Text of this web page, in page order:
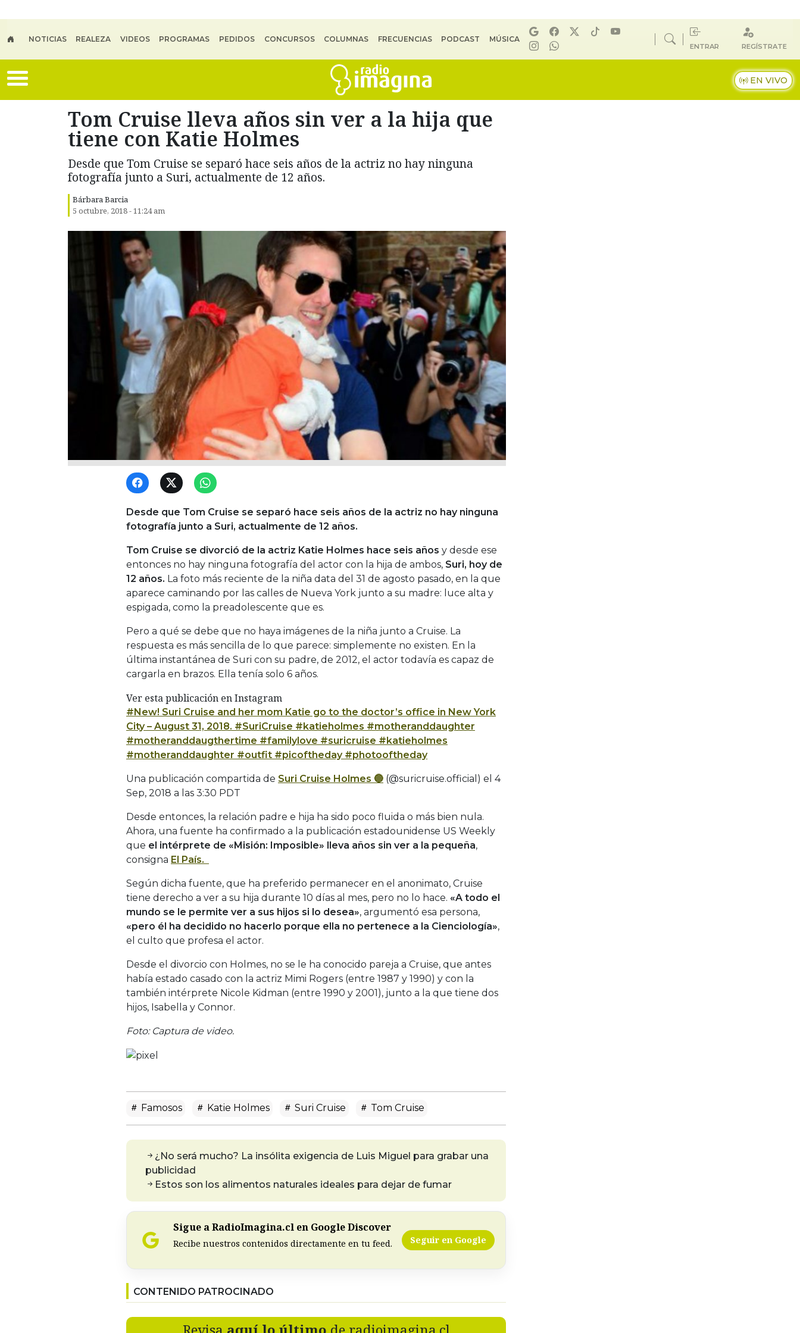
NOTICIAS REALEZA VIDEOS PROGRAMAS PEDIDOS CONCURSOS COLUMNAS FRECUENCIAS PODCAST MÚSICA
ENTRAR REGÍSTRATE
EN VIVO
Tom Cruise lleva años sin ver a la hija que
tiene con Katie Holmes
Desde que Tom Cruise se separó hace seis años de la actriz no hay ninguna
fotografía junto a Suri, actualmente de 12 años.
Bárbara Barcia
5 octubre, 2018 - 11:24 am
Desde que Tom Cruise se separó hace seis años de la actriz no hay ninguna
fotografía junto a Suri, actualmente de 12 años.
Tom Cruise se divorció de la actriz Katie Holmes hace seis años y desde ese
entonces no hay ninguna fotografía del actor con la hija de ambos, Suri, hoy de
12 años. La foto más reciente de la niña data del 31 de agosto pasado, en la que
aparece caminando por las calles de Nueva York junto a su madre: luce alta y
espigada, como la preadolescente que es.
Pero a qué se debe que no haya imágenes de la niña junto a Cruise. La
respuesta es más sencilla de lo que parece: simplemente no existen. En la
última instantánea de Suri con su padre, de 2012, el actor todavía es capaz de
cargarla en brazos. Ella tenía solo 6 años.
Ver esta publicación en Instagram
#New! Suri Cruise and her mom Katie go to the doctor’s office in New York
City – August 31, 2018. #SuriCruise #katieholmes #motheranddaughter
#motheranddaugthertime #familylove #suricruise #katieholmes
#motheranddaughter #outfit #picoftheday #photooftheday
Una publicación compartida de Suri Cruise Holmes 🔵 (@suricruise.official) el 4
Sep, 2018 a las 3:30 PDT
Desde entonces, la relación padre e hija ha sido poco fluida o más bien nula.
Ahora, una fuente ha confirmado a la publicación estadounidense US Weekly
que el intérprete de «Misión: Imposible» lleva años sin ver a la pequeña,
consigna El País.
Según dicha fuente, que ha preferido permanecer en el anonimato, Cruise
tiene derecho a ver a su hija durante 10 días al mes, pero no lo hace. «A todo el
mundo se le permite ver a sus hijos si lo desea», argumentó esa persona,
«pero él ha decidido no hacerlo porque ella no pertenece a la Cienciología»,
el culto que profesa el actor.
Desde el divorcio con Holmes, no se le ha conocido pareja a Cruise, que antes
había estado casado con la actriz Mimi Rogers (entre 1987 y 1990) y con la
también intérprete Nicole Kidman (entre 1990 y 2001), junto a la que tiene dos
hijos, Isabella y Connor.
Foto: Captura de video.
Famosos Katie Holmes Suri Cruise Tom Cruise
¿No será mucho? La insólita exigencia de Luis Miguel para grabar una
publicidad
Estos son los alimentos naturales ideales para dejar de fumar
Sigue a RadioImagina.cl en Google Discover
Recibe nuestros contenidos directamente en tu feed. Seguir en Google
CONTENIDO PATROCINADO